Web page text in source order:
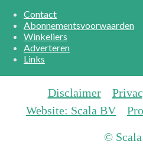
Contact
Abonnementsvoorwaarden
Winkeliers
Adverteren
Links
Disclaimer
Website: Scala BV
©